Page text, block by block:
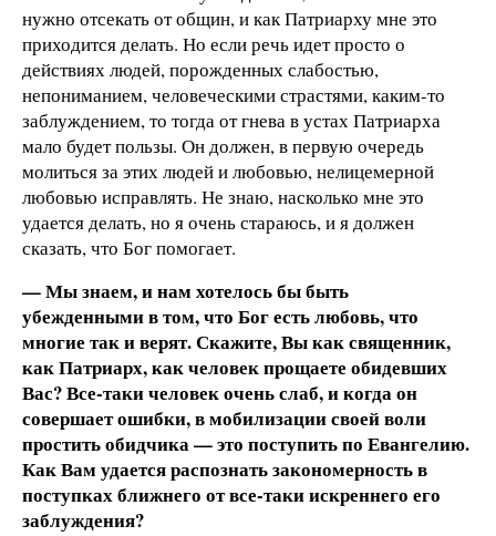
нужно отсекать от общин, и как Патриарху мне это
приходится делать. Но если речь идет просто о
действиях людей, порожденных слабостью,
непониманием, человеческими страстями, каким-то
заблуждением, то тогда от гнева в устах Патриарха
мало будет пользы. Он должен, в первую очередь
молиться за этих людей и любовью, нелицемерной
любовью исправлять. Не знаю, насколько мне это
удается делать, но я очень стараюсь, и я должен
сказать, что Бог помогает.
— Мы знаем, и нам хотелось бы быть
убежденными в том, что Бог есть любовь, что
многие так и верят. Скажите, Вы как священник,
как Патриарх, как человек прощаете обидевших
Вас? Все-таки человек очень слаб, и когда он
совершает ошибки, в мобилизации своей воли
простить обидчика — это поступить по Евангелию.
Как Вам удается распознать закономерность в
поступках ближнего от все-таки искреннего его
заблуждения?